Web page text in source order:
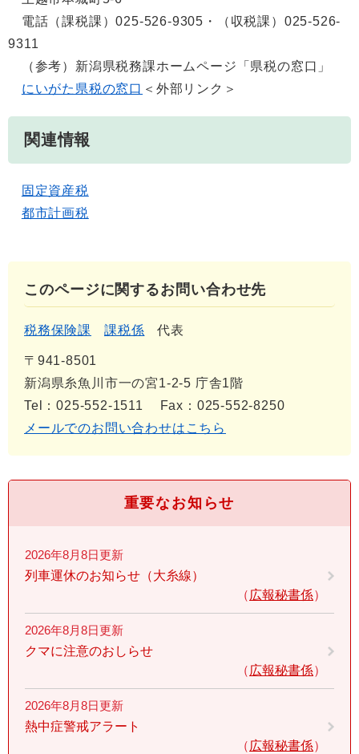
電話（課税課）025-526-9305・（収税課）025-526-
9311
（参考）新潟県税務課ホームページ「県税の窓口」
にいがた県税の窓口 ＜外部リンク＞
関連情報
固定資産税
都市計画税
このページに関するお問い合わせ先
税務保険課 課税係 代表
〒941-8501
新潟県糸魚川市一の宮1-2-5 庁舎1階
Tel：025-552-1511
Fax：025-552-8250
メールでのお問い合わせはこちら
重要なお知らせ
2026年8月8日更新
列車運休のお知らせ（大糸線）
広報秘書係
2026年8月8日更新
クマに注意のおしらせ
広報秘書係
2026年8月8日更新
熱中症警戒アラート
広報秘書係